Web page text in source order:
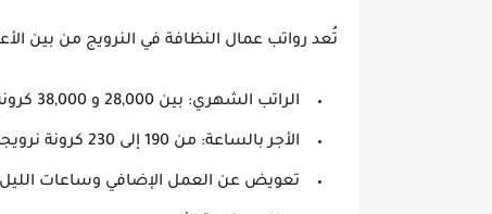
تُعد رواتب عمال النظافة في النرويج من بين
الراتب الشهري: بين 28,000 و 38,000 كرونة نرويجية
الأجر بالساعة: من 190 إلى 230 كرونة نرويجية
تعويض عن العمل الإضافي وساعات الليل